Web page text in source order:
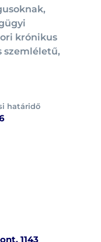
krónikus
szemléletű,
határidő
1143